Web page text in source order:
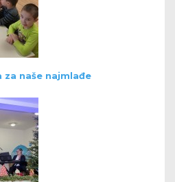
za naše najmlađe